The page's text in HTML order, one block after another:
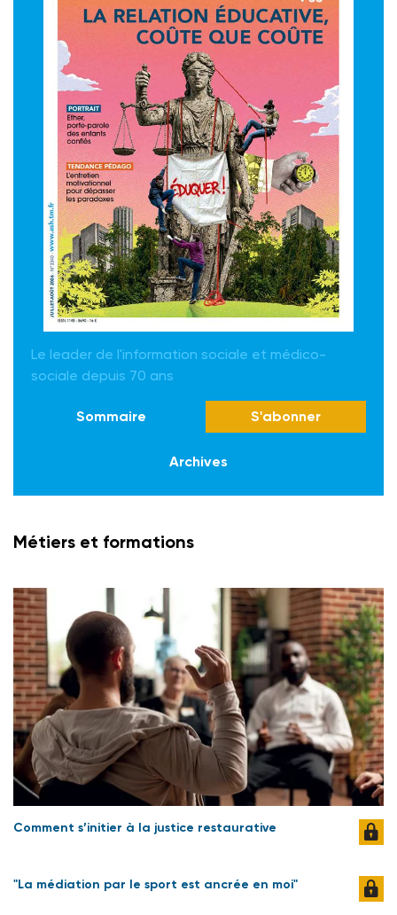
Le leader de l'information sociale et médico-
sociale depuis 70 ans
Sommaire S'abonner
Archives
Métiers et formations
Comment s’initier à la justice restaurative
"La médiation par le sport est ancrée en moi"